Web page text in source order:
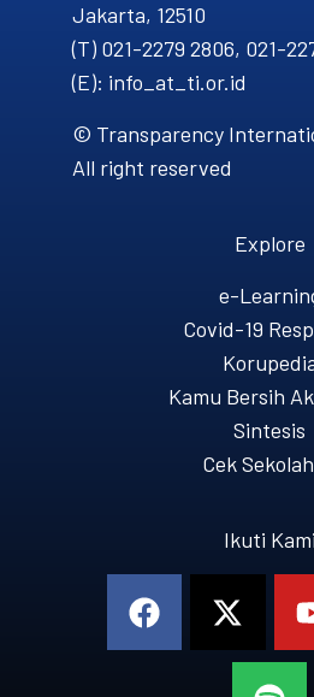
Jakarta, 12510
(T) 021-2279 2806, 021-
(E): info_at_ti.or.id
© Transparency
All right reserved
Explore
e-
Covid-19
Kamu Bersih
Sintesis
Cek
Ikuti Kami